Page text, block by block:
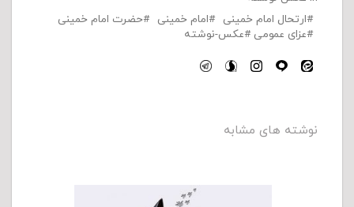
ارتحال امام خمینی
امام خمینی
حضرت امام خمینی
عزای عمومی
عکس-نوشته
نوشته های مشابه